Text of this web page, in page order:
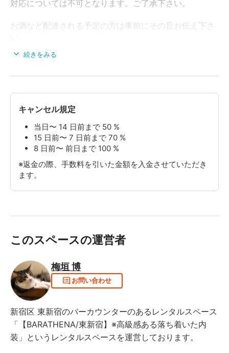
対応については不可となります。ご了承下さい。
お酒など配達される予定の方は事前にその旨お伝え下さ
宜しくお願い致します。
週間前までにご連絡下さい。それ以降のキャンセルにつ
きましてはキャンセル料がかかりますのでご了承下さ
い。
清掃については貸切時間内に現状復帰が出来なかった場
合は別途延長料金を請求させて頂く事もございますので
余裕を持って10分前迄には清掃を終えてお待ち頂く様お
願い致します。グラスを割ったりされた場合はチェック
続きをみる
キャンセル規定
当日〜 14 日前まで 50 %
15 日前〜 7 日前まで 70 %
8 日前〜 前日まで 100 %
※返金の際、手数料を引いた金額を入金させていただき
ます。
このスペースの運営者
梅垣 博
お問い合わせ
新宿区 東新宿のバーカウンターのあるレンタルスペース
「【BARATHENA/東新宿】※高級感ある落ち着いた内
装」というレンタルスペースを運営しております。